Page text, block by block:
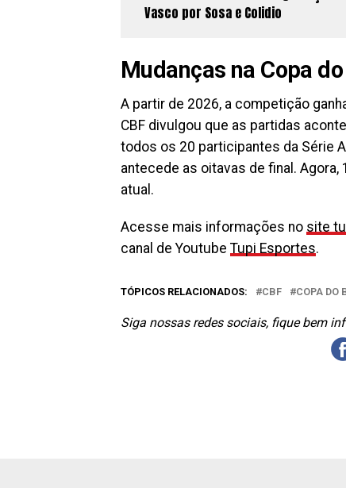
Vasco por Sosa e Colidio
Mudanças na Copa
A partir de 2026, a competição
CBF divulgou que as partidas
todos os 20 participantes da Série
antecede as oitavas de final.
atual.
Acesse mais informações no site
canal de Youtube Tupi Esportes.
TÓPICOS RELACIONADOS: CBF COPA DO
Siga nossas redes sociais, fique bem